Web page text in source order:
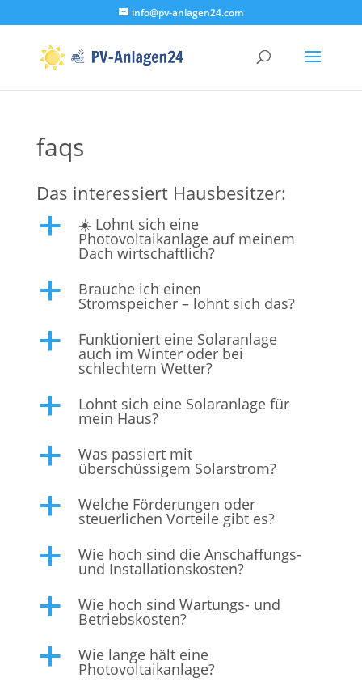
info@pv-anlagen24.com
faqs
Das interessiert Hausbesitzer:
a ☀️ Lohnt sich eine
Photovoltaikanlage auf meinem
Dach wirtschaftlich?
a Brauche ich einen
Stromspeicher – lohnt sich das?
a Funktioniert eine Solaranlage
auch im Winter oder bei
schlechtem Wetter?
a Lohnt sich eine Solaranlage für
mein Haus?
a Was passiert mit
überschüssigem Solarstrom?
a Welche Förderungen oder
steuerlichen Vorteile gibt es?
a Wie hoch sind die Anschaffungs-
und Installationskosten?
a Wie hoch sind Wartungs- und
Betriebskosten?
a Wie lange hält eine
Photovoltaikanlage?